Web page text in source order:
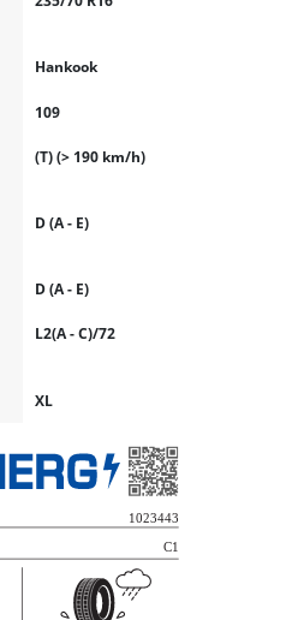
Hankook
109
(T) (> 190 km/h)
D (A - E)
D (A - E)
L2(A - C)/72
XL